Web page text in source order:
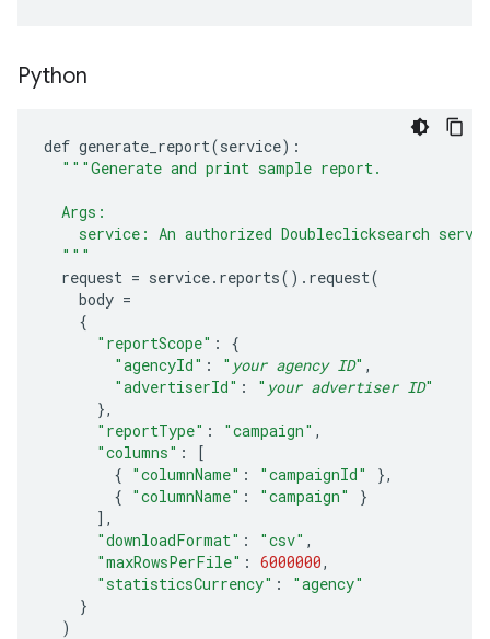
Python
def generate_report(service):
"""Generate and print sample report.
  Args:
service: An authorized Doubleclicksearch
  """
request = service. reports() . request(
body =
{
"reportScope" :
{
"agencyId" : " your agency ID" ,
"advertiserId" : " your advertiser ID"
},
"reportType" : "campaign" ,
"columns" :
[
{ "columnName" : "campaignId"
},
{ "columnName" : "campaign"
}
],
"downloadFormat" : "csv" ,
"maxRowsPerFile" : 6000000,
"statisticsCurrency" :
"agency"
}
)